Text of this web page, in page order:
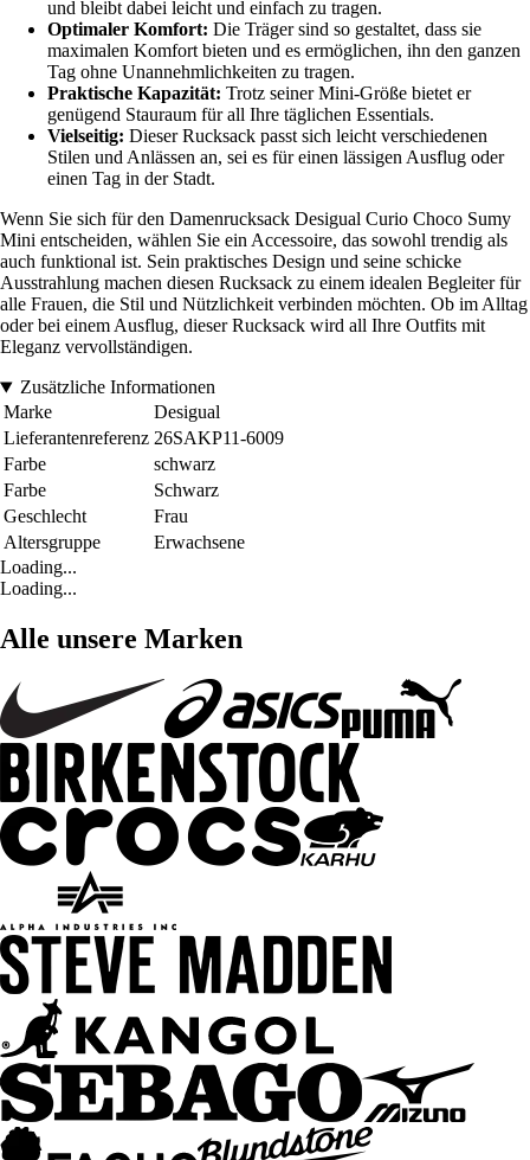
und bleibt dabei leicht und einfach zu tragen.
Optimaler Komfort: Die Träger sind so gestaltet, dass sie
maximalen Komfort bieten und es ermöglichen, ihn den ganzen
Tag ohne Unannehmlichkeiten zu tragen.
Praktische Kapazität: Trotz seiner Mini-Größe bietet er
genügend Stauraum für all Ihre täglichen Essentials.
Vielseitig: Dieser Rucksack passt sich leicht verschiedenen
Stilen und Anlässen an, sei es für einen lässigen Ausflug oder
einen Tag in der Stadt.
Wenn Sie sich für den Damenrucksack Desigual Curio Choco Sumy
Mini entscheiden, wählen Sie ein Accessoire, das sowohl trendig als
auch funktional ist. Sein praktisches Design und seine schicke
Ausstrahlung machen diesen Rucksack zu einem idealen Begleiter für
alle Frauen, die Stil und Nützlichkeit verbinden möchten. Ob im Alltag
oder bei einem Ausflug, dieser Rucksack wird all Ihre Outfits mit
Eleganz vervollständigen.
Zusätzliche Informationen
Marke
Desigual
Lieferantenreferenz 26SAKP11-6009
Farbe
schwarz
Farbe
Schwarz
Geschlecht
Frau
Altersgruppe
Erwachsene
Loading...
Loading...
Alle unsere Marken